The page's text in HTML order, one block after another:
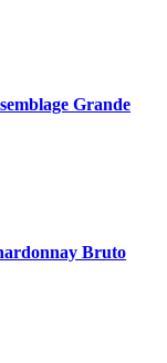
Grande
Bruto